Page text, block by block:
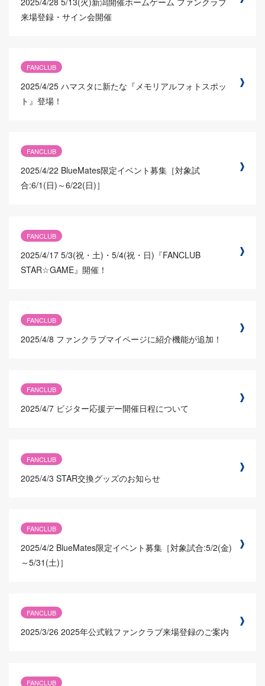
来場登録・サイン会開催
FANCLUB
2025/4/25 ハマスタに新たな『メモリアルフォトスポッ
ト』登場！
FANCLUB
2025/4/22 BlueMates限定イベント募集［対象試
合:6/1(日)～6/22(日)］
FANCLUB
2025/4/17 5/3(祝・土)・5/4(祝・日)『FANCLUB
STAR☆GAME』開催！
FANCLUB
2025/4/8 ファンクラブマイページに紹介機能が追加！
FANCLUB
2025/4/7 ビジター応援デー開催日程について
FANCLUB
2025/4/3 STAR交換グッズのお知らせ
FANCLUB
2025/4/2 BlueMates限定イベント募集［対象試合:5/2(金)
～5/31(土)］
FANCLUB
2025/3/26 2025年公式戦ファンクラブ来場登録のご案内
FANCLUB